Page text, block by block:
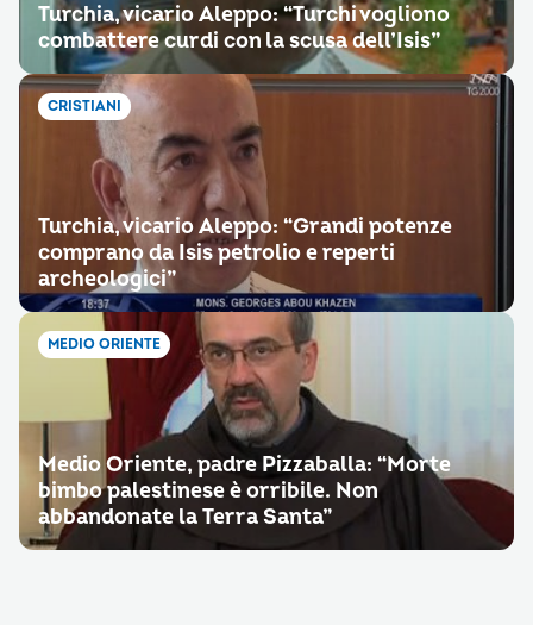
Turchia, vicario Aleppo: “Turchi vogliono
combattere curdi con la scusa dell’Isis”
CRISTIANI
Turchia, vicario Aleppo: “Grandi potenze
comprano da Isis petrolio e reperti
archeologici”
MEDIO ORIENTE
Medio Oriente, padre Pizzaballa: “Morte
bimbo palestinese è orribile. Non
abbandonate la Terra Santa”